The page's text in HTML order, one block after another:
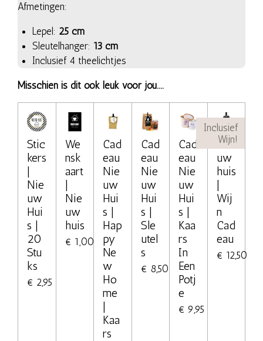
Afmetingen:
Lepel: 25 cm
Sleutelhanger: 13 cm
Inclusief 4 theelichtjes
Misschien is dit ook leuk voor jou....
Stic
kers
|
Nie
uw
Hui
s |
20
Stu
ks
€ 2,95
We
nsk
aart
|
Nie
uw
huis
€ 1,00
Cad
eau
Nie
uw
Hui
s |
Hap
py
Ne
w
Ho
me
|
Kaa
rs
Cad
eau
Nie
uw
Hui
s |
Sle
utel
s
€ 8,50
Cad
eau
Nie
uw
Hui
s |
Kaa
rs
In
Een
Potj
e
€ 9,95
Inclusief
Wijn!
Nie
uw
huis
|
Wij
n
Cad
eau
€ 12,50